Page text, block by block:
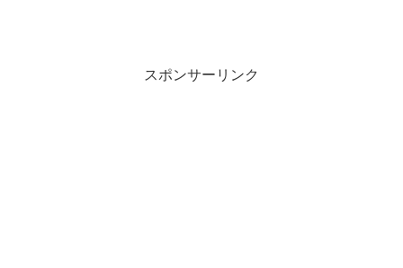
スポンサーリンク